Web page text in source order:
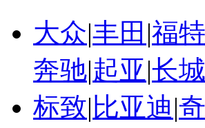
大众|丰田 |福特
奔驰|起亚|长城
标致| 比亚迪|